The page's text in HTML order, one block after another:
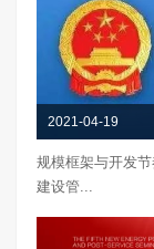
2021-04-19
规模框架与开发
建设管...